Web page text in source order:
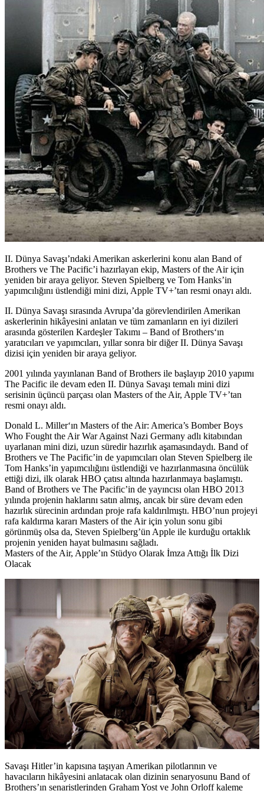
II. Dünya Savaşı’ndaki Amerikan askerlerini konu alan Band of
Brothers ve The Pacific’i hazırlayan ekip, Masters of the Air için
yeniden bir araya geliyor. Steven Spielberg ve Tom Hanks’in
yapımcılığını üstlendiği mini dizi, Apple TV+’tan resmi onayı aldı.
II. Dünya Savaşı sırasında Avrupa’da görevlendirilen Amerikan
askerlerinin hikâyesini anlatan ve tüm zamanların en iyi dizileri
arasında gösterilen Kardeşler Takımı – Band of Brothers‘ın
yaratıcıları ve yapımcıları, yıllar sonra bir diğer II. Dünya Savaşı
dizisi için yeniden bir araya geliyor.
2001 yılında yayınlanan Band of Brothers ile başlayıp 2010 yapımı
The Pacific ile devam eden II. Dünya Savaşı temalı mini dizi
serisinin üçüncü parçası olan Masters of the Air, Apple TV+’tan
resmi onayı aldı.
Donald L. Miller‘ın Masters of the Air: America’s Bomber Boys
Who Fought the Air War Against Nazi Germany adlı kitabından
uyarlanan mini dizi, uzun süredir hazırlık aşamasındaydı. Band of
Brothers ve The Pacific’in de yapımcıları olan Steven Spielberg ile
Tom Hanks’in yapımcılığını üstlendiği ve hazırlanmasına öncülük
ettiği dizi, ilk olarak HBO çatısı altında hazırlanmaya başlamıştı.
Band of Brothers ve The Pacific’in de yayıncısı olan HBO 2013
yılında projenin haklarını satın almış, ancak bir süre devam eden
hazırlık sürecinin ardından proje rafa kaldırılmıştı. HBO’nun projeyi
rafa kaldırma kararı Masters of the Air için yolun sonu gibi
görünmüş olsa da, Steven Spielberg’ün Apple ile kurduğu ortaklık
projenin yeniden hayat bulmasını sağladı.
Masters of the Air, Apple’ın Stüdyo Olarak İmza Attığı İlk Dizi
Olacak
Savaşı Hitler’in kapısına taşıyan Amerikan pilotlarının ve
havacıların hikâyesini anlatacak olan dizinin senaryosunu Band of
Brothers’ın senaristlerinden Graham Yost ve John Orloffkaleme